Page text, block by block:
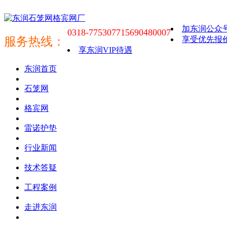
服务热线：
0318-775307715690480007
加东润公众
享受优先报
享东润VIP待遇
东润首页
石笼网
格宾网
雷诺护垫
行业新闻
技术答疑
工程案例
走进东润